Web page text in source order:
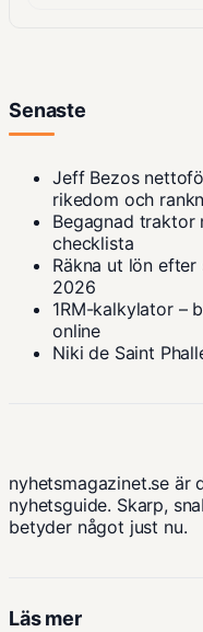
Senaste
Jeff Bezos
rikedom och
Begagnad traktor
checklista
Räkna ut lön
2026
1RM-kalkylator –
online
Niki de Saint
nyhetsmagazinet.se är
nyhetsguide. Skarp,
betyder något just nu.
Läs mer